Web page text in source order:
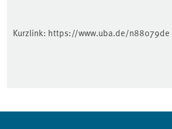
Kurzlink: https://www.uba.de/n88079de